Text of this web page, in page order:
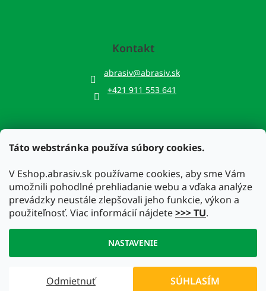
Táto webstránka používa súbory cookies.
V Eshop.abrasiv.sk používame cookies, aby sme Vám
umožnili pohodlné prehliadanie webu a vďaka analýze
prevádzky neustále zlepšovali jeho funkcie, výkon a
použiteľnosť. Viac informácií nájdete>>> TU.
NASTAVENIE
Odmietnuť SÚHLASÍM
Kontakt
abrasiv@abrasiv.sk
+421 911 553 641
Prijímame online platby
Eshop.abrasiv.sk
Upraviť nastavenie cookies